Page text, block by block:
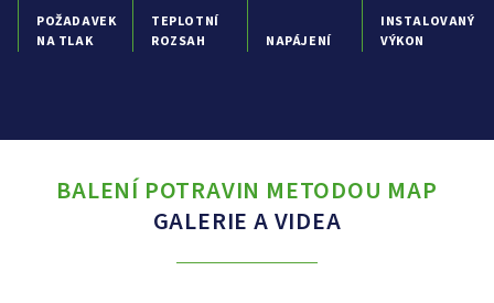
POŽADAVEK
NA TLAK
TEPLOTNÍ
ROZSAH
NAPÁJENÍ
INSTALOVANÝ
VÝKON
BALENÍ POTRAVIN METODOU MAP
GALERIE A VIDEA